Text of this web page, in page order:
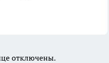
отключены.